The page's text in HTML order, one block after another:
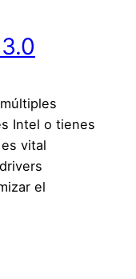
Intel o tienes
vital
el